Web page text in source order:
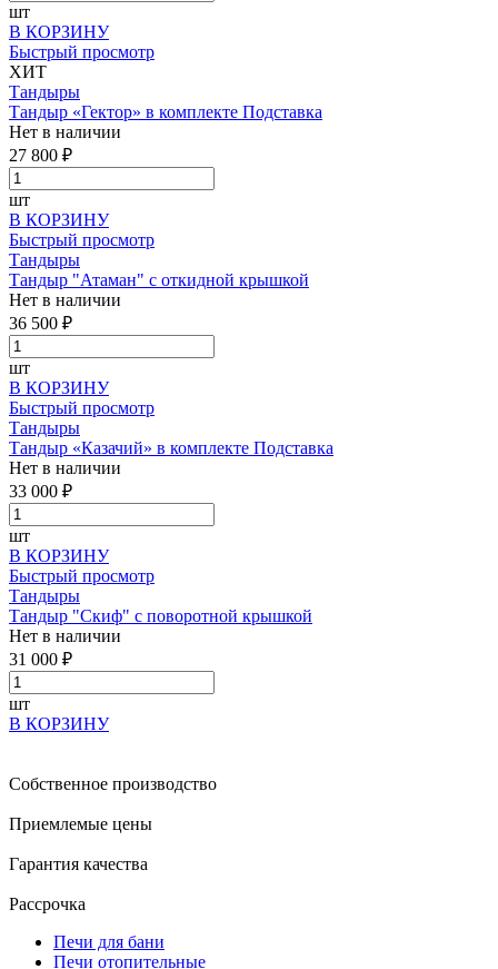
шт
В КОРЗИНУ
Быстрый просмотр
ХИТ
Тандыры
Тандыр «Гектор» в комплекте Подставка
Нет в наличии
27 800 ₽
шт
В КОРЗИНУ
Быстрый просмотр
Тандыры
Тандыр "Атаман" с откидной крышкой
Нет в наличии
36 500 ₽
шт
В КОРЗИНУ
Быстрый просмотр
Тандыры
Тандыр «Казачий» в комплекте Подставка
Нет в наличии
33 000 ₽
шт
В КОРЗИНУ
Быстрый просмотр
Тандыры
Тандыр "Скиф" с поворотной крышкой
Нет в наличии
31 000 ₽
шт
В КОРЗИНУ
Собственное производство
Приемлемые цены
Гарантия качества
Рассрочка
Печи для бани
Печи отопительные